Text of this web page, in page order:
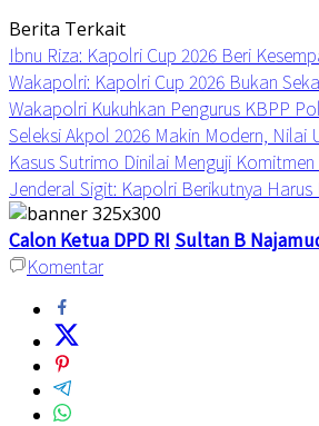
Berita Terkait
Ibnu Riza: Kapolri Cup 2026 Beri
Wakapolri: Kapolri Cup 2026 Bukan
Wakapolri Kukuhkan Pengurus KBPP
Seleksi Akpol 2026 Makin Modern, Nilai
Kasus Sutrimo Dinilai Menguji
Jenderal Sigit: Kapolri Berikutnya
Calon Ketua DPD RI Sultan B
Komentar